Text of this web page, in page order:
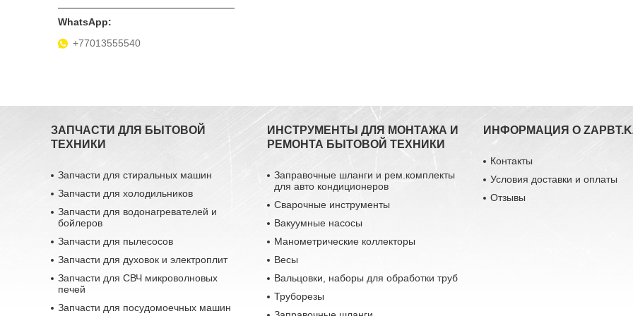
+77013555540
ЗАПЧАСТИ ДЛЯ БЫТОВОЙ
ТЕХНИКИ
Запчасти для стиральных машин
Запчасти для холодильников
Запчасти для водонагревателей и
бойлеров
Запчасти для пылесосов
Запчасти для духовок и электроплит
Запчасти для СВЧ микроволновых
печей
Запчасти для посудомоечных машин
ИНСТРУМЕНТЫ ДЛЯ МОНТАЖА И
РЕМОНТА БЫТОВОЙ ТЕХНИКИ
Заправочные шланги и рем.комплекты
для авто кондиционеров
Сварочные инструменты
Вакуумные насосы
Манометрические коллекторы
Весы
Вальцовки, наборы для обработки труб
Труборезы
ИНФОРМАЦИЯ О
Контакты
Условия доставки и оплаты
Отзывы